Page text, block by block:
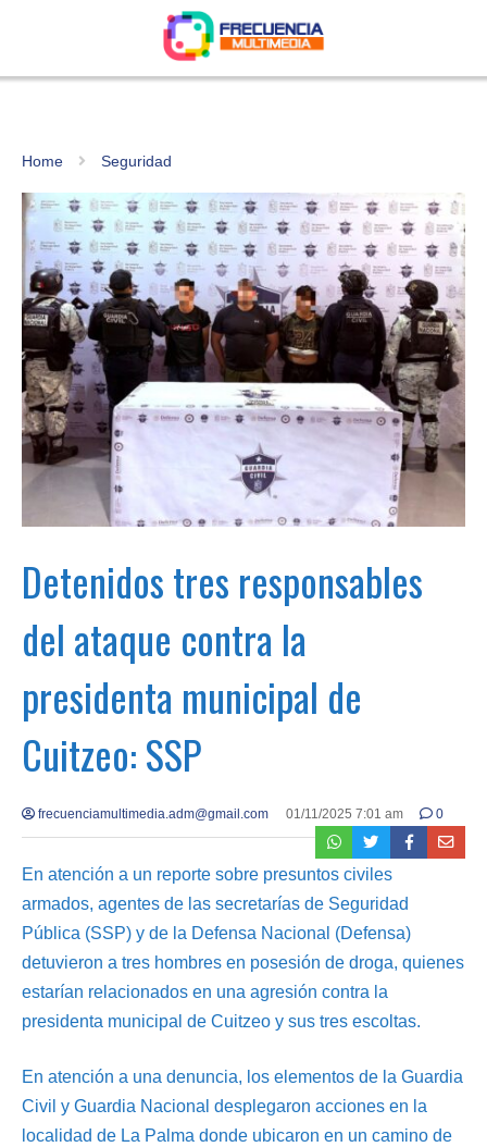
Home Seguridad
Detenidos tres responsables
del ataque contra la
presidenta municipal de
Cuitzeo: SSP
frecuenciamultimedia.adm@gmail.com 01/11/2025 7:01 am 0
En atención a un reporte sobre presuntos civiles
armados, agentes de las secretarías de Seguridad
Pública (SSP) y de la Defensa Nacional (Defensa)
detuvieron a tres hombres en posesión de droga, quienes
estarían relacionados en una agresión contra la
presidenta municipal de Cuitzeo y sus tres escoltas.
En atención a una denuncia, los elementos de la Guardia
Civil y Guardia Nacional desplegaron acciones en la
localidad de La Palma donde ubicaron en un camino de